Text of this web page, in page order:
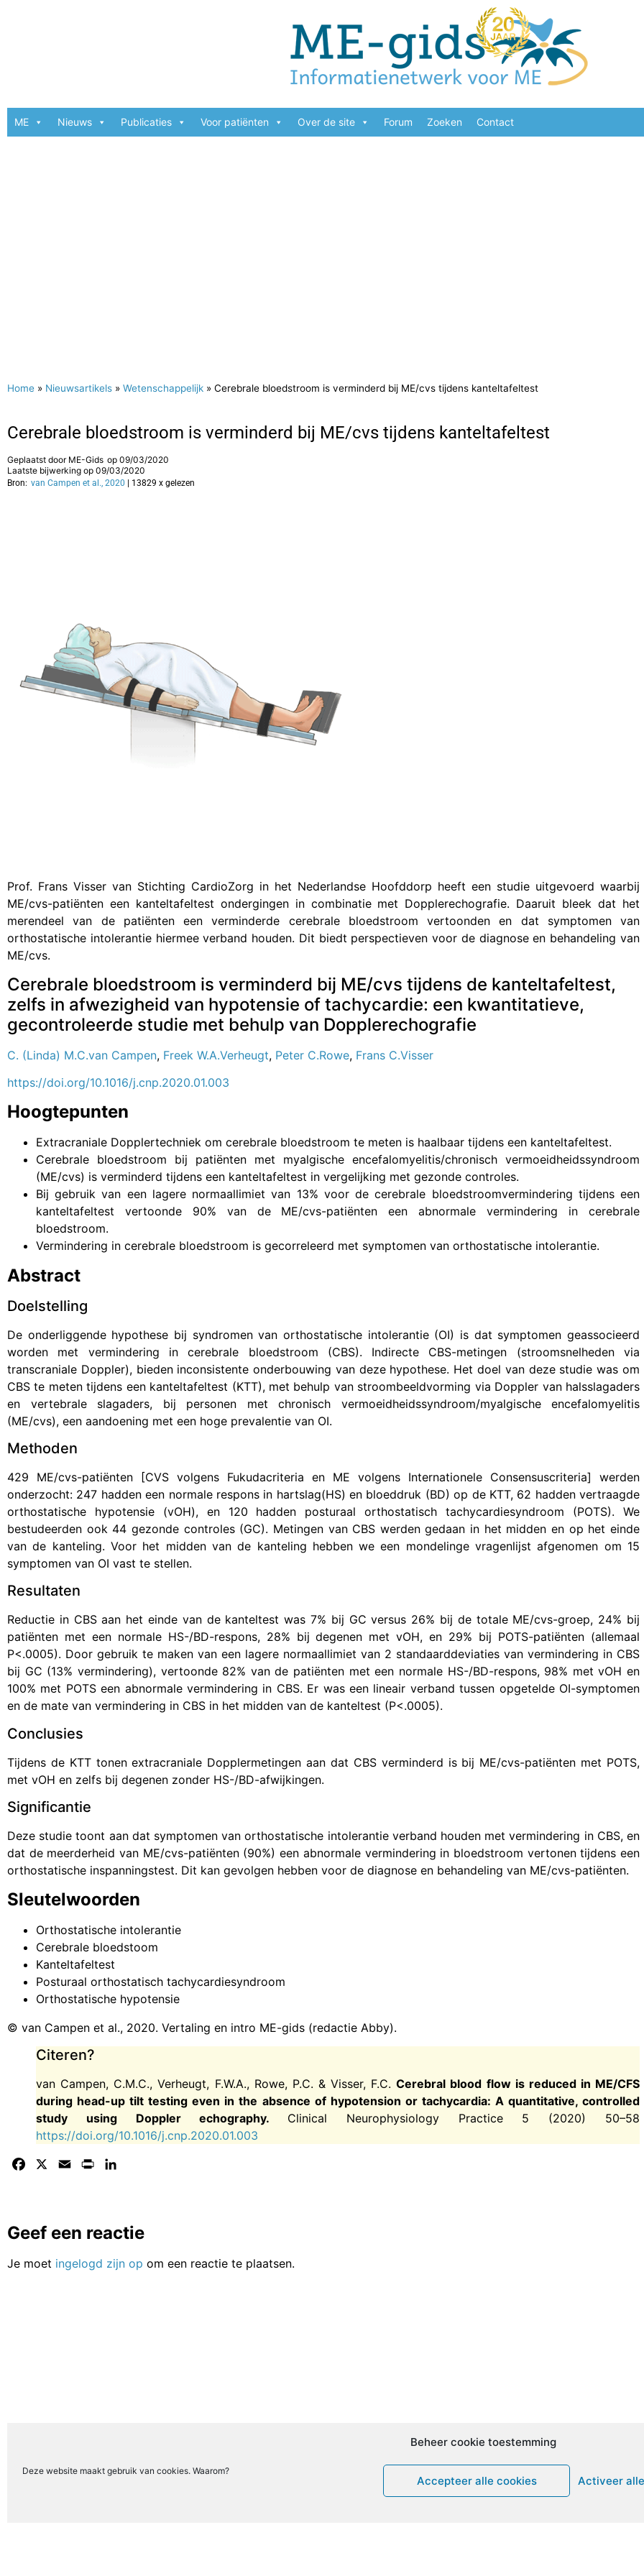
Beheer cookie toestemming
Deze website maakt gebruik van cookies. Waarom?
Accepteer alle cookies Activeer
ME Nieuws Publicaties Voor patiënten Over de site Forum Zoeken Contact
Home » Nieuwsartikels » Wetenschappelijk » Cerebrale bloedstroom is verminderd bij ME/cvs tijdens kanteltafeltest
Cerebrale bloedstroom is verminderd bij ME/cvs tijdens kanteltafeltest
Geplaatst door ME-Gids op 09/03/2020
Laatste bijwerking op 09/03/2020
Bron: van Campen et al., 2020 | 13829 x gelezen
Prof. Frans Visser van Stichting CardioZorg in het Nederlandse Hoofddorp heeft een studie uitgevoerd waarbij
ME/cvs-patiënten een kanteltafeltest ondergingen in combinatie met Dopplerechografie. Daaruit bleek dat het
merendeel van de patiënten een verminderde cerebrale bloedstroom vertoonden en dat symptomen van
orthostatische intolerantie hiermee verband houden. Dit biedt perspectieven voor de diagnose en behandeling van
ME/cvs.
Cerebrale bloedstroom is verminderd bij ME/cvs tijdens de kanteltafeltest,
zelfs in afwezigheid van hypotensie of tachycardie: een kwantitatieve,
gecontroleerde studie met behulp van Dopplerechografie
C. (Linda) M.C.van Campen, Freek W.A.Verheugt, Peter C.Rowe, Frans C.Visser
https://doi.org/10.1016/j.cnp.2020.01.003
Hoogtepunten
Extracraniale Dopplertechniek om cerebrale bloedstroom te meten is haalbaar tijdens een kanteltafeltest.
Cerebrale bloedstroom bij patiënten met myalgische encefalomyelitis/chronisch vermoeidheidssyndroom
(ME/cvs) is verminderd tijdens een kanteltafeltest in vergelijking met gezonde controles.
Bij gebruik van een lagere normaallimiet van 13% voor de cerebrale bloedstroomvermindering tijdens een
kanteltafeltest vertoonde 90% van de ME/cvs-patiënten een abnormale vermindering in cerebrale
bloedstroom.
Vermindering in cerebrale bloedstroom is gecorreleerd met symptomen van orthostatische intolerantie.
Abstract
Doelstelling
De onderliggende hypothese bij syndromen van orthostatische intolerantie (OI) is dat symptomen geassocieerd
worden met vermindering in cerebrale bloedstroom (CBS). Indirecte CBS-metingen (stroomsnelheden via
transcraniale Doppler), bieden inconsistente onderbouwing van deze hypothese. Het doel van deze studie was om
CBS te meten tijdens een kanteltafeltest (KTT), met behulp van stroombeeldvorming via Doppler van halsslagaders
en vertebrale slagaders, bij personen met chronisch vermoeidheidssyndroom/myalgische encefalomyelitis
(ME/cvs), een aandoening met een hoge prevalentie van OI.
Methoden
429 ME/cvs-patiënten [CVS volgens Fukudacriteria en ME volgens Internationele Consensuscriteria] werden
onderzocht: 247 hadden een normale respons in hartslag(HS) en bloeddruk (BD) op de KTT, 62 hadden vertraagde
orthostatische hypotensie (vOH), en 120 hadden posturaal orthostatisch tachycardiesyndroom (POTS). We
bestudeerden ook 44 gezonde controles (GC). Metingen van CBS werden gedaan in het midden en op het einde
van de kanteling. Voor het midden van de kanteling hebben we een mondelinge vragenlijst afgenomen om 15
symptomen van OI vast te stellen.
Resultaten
Reductie in CBS aan het einde van de kanteltest was 7% bij GC versus 26% bij de totale ME/cvs-groep, 24% bij
patiënten met een normale HS-/BD-respons, 28% bij degenen met vOH, en 29% bij POTS-patiënten (allemaal
P<.0005). Door gebruik te maken van een lagere normaallimiet van 2 standaarddeviaties van vermindering in CBS
bij GC (13% vermindering), vertoonde 82% van de patiënten met een normale HS-/BD-respons, 98% met vOH en
100% met POTS een abnormale vermindering in CBS. Er was een lineair verband tussen opgetelde OI-symptomen
en de mate van vermindering in CBS in het midden van de kanteltest (P<.0005).
Conclusies
Tijdens de KTT tonen extracraniale Dopplermetingen aan dat CBS verminderd is bij ME/cvs-patiënten met POTS,
met vOH en zelfs bij degenen zonder HS-/BD-afwijkingen.
Significantie
Deze studie toont aan dat symptomen van orthostatische intolerantie verband houden met vermindering in CBS, en
dat de meerderheid van ME/cvs-patiënten (90%) een abnormale vermindering in bloedstroom vertonen tijdens een
orthostatische inspanningstest. Dit kan gevolgen hebben voor de diagnose en behandeling van ME/cvs-patiënten.
Sleutelwoorden
Orthostatische intolerantie
Cerebrale bloedstoom
Kanteltafeltest
Posturaal orthostatisch tachycardiesyndroom
Orthostatische hypotensie
© van Campen et al., 2020. Vertaling en intro ME-gids (redactie Abby).
Citeren?
van Campen, C.M.C., Verheugt, F.W.A., Rowe, P.C. & Visser, F.C.Cerebral blood flow is reduced in ME/CFS
during head-up tilt testing even in the absence of hypotension or tachycardia: A quantitative, controlled
study using Doppler echography. Clinical Neurophysiology Practice 5 (2020) 50–58
https://doi.org/10.1016/j.cnp.2020.01.003
Facebook Email Print
Geef een reactie
Je moet ingelogd zijn op om een reactie te plaatsen.